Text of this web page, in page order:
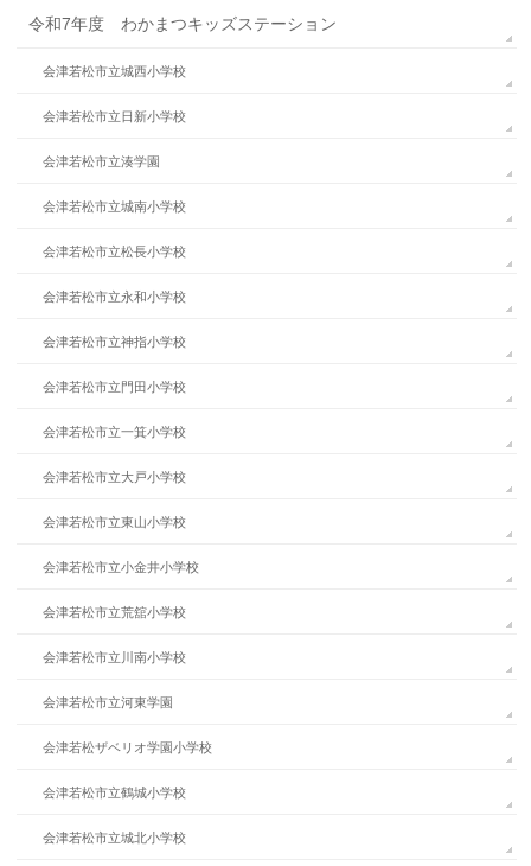
令和7年度 わかまつキッズステーション
会津若松市立城西小学校
会津若松市立日新小学校
会津若松市立湊学園
会津若松市立城南小学校
会津若松市立松長小学校
会津若松市立永和小学校
会津若松市立神指小学校
会津若松市立門田小学校
会津若松市立一箕小学校
会津若松市立大戸小学校
会津若松市立東山小学校
会津若松市立小金井小学校
会津若松市立荒舘小学校
会津若松市立川南小学校
会津若松市立河東学園
会津若松ザベリオ学園小学校
会津若松市立鶴城小学校
会津若松市立城北小学校